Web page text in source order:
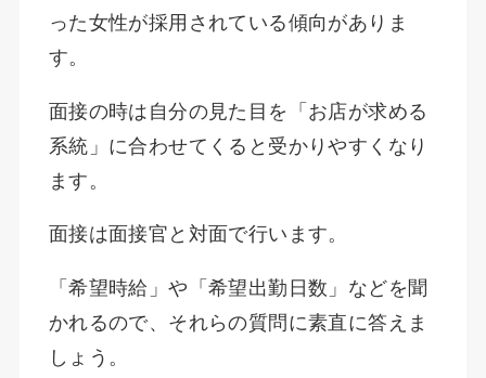
った女性が採用されている傾向がありま
す。
面接の時は自分の見た目を「お店が求める
系統」に合わせてくると受かりやすくなり
ます。
面接は面接官と対面で行います。
「希望時給」や「希望出勤日数」などを聞
かれるので、それらの質問に素直に答えま
しょう。